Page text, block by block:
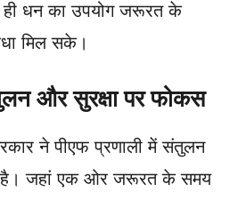
ही धन का उपयोग जरूरत के
मिल सके।
और सुरक्षा पर फोकस
ने पीएफ प्रणाली में संतुलन
है। जहां एक ओर जरूरत के समय